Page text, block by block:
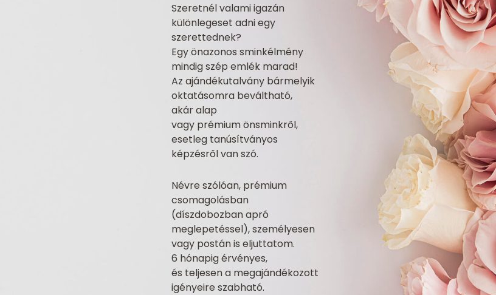
Szeretnél valami igazán
különlegeset adni egy
szerettednek?
Egy önazonos sminkélmény
mindig szép emlék marad!
Az ajándékutalvány bármelyik
oktatásomra beváltható,
akár alap
vagy prémium önsminkről,
esetleg tanúsítványos
képzésről van szó.
Névre szólóan, prémium
csomagolásban
(díszdobozban apró
meglepetéssel), személyesen
vagy postán is eljuttatom.
6 hónapig érvényes,
és teljesen a megajándékozott
igényeire szabható.